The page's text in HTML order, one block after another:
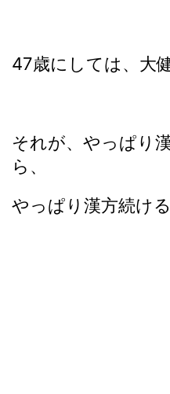
47歳にしては、大
それが、やっぱり
ら、
やっぱり漢方続け